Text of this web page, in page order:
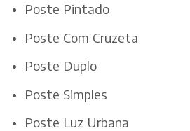
Poste Pintado
Poste Com Cruzeta
Poste Duplo
Poste Simples
Poste Luz Urbana